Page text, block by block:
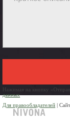
Нажимая на кнопку
данных
Для правообладателей |